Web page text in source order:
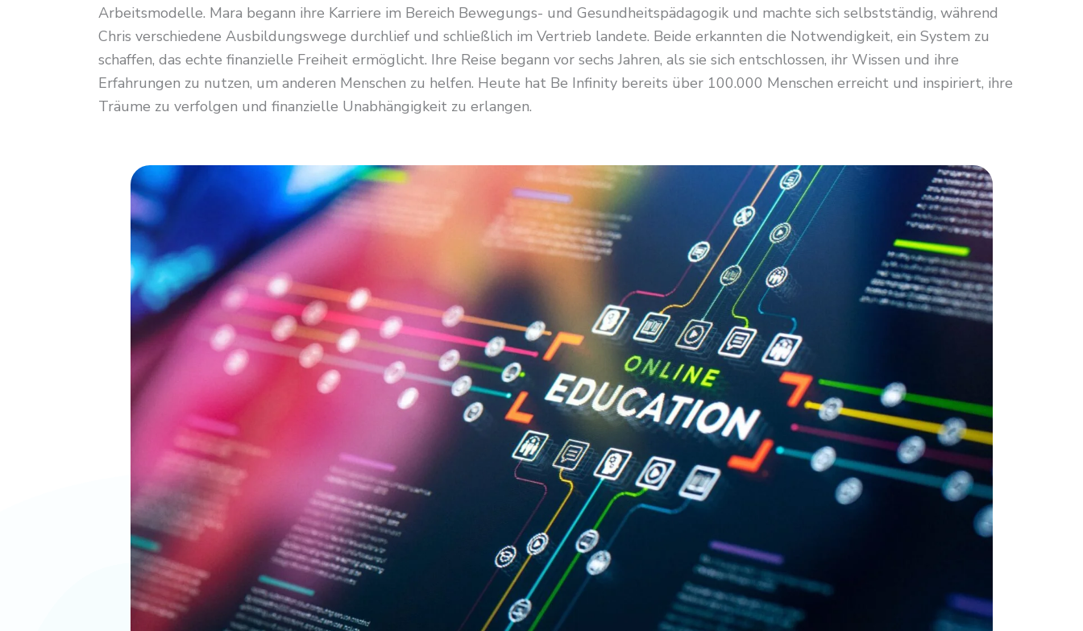
Arbeitsmodelle. Mara begann ihre Karriere im Bereich Bewegungs- und Gesundheitspädagogik und machte sich selbstständig, während
Chris verschiedene Ausbildungswege durchlief und schließlich im Vertrieb landete. Beide erkannten die Notwendigkeit, ein System zu
schaffen, das echte finanzielle Freiheit ermöglicht. Ihre Reise begann vor sechs Jahren, als sie sich entschlossen, ihr Wissen und ihre
Erfahrungen zu nutzen, um anderen Menschen zu helfen. Heute hat Be Infinity bereits über 100.000 Menschen erreicht und inspiriert, ihre
Träume zu verfolgen und finanzielle Unabhängigkeit zu erlangen.